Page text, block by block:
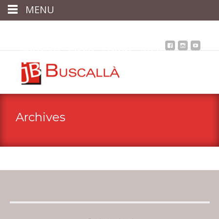
Immobiliària Notícies Contacta Àrea client
Archives
MENU